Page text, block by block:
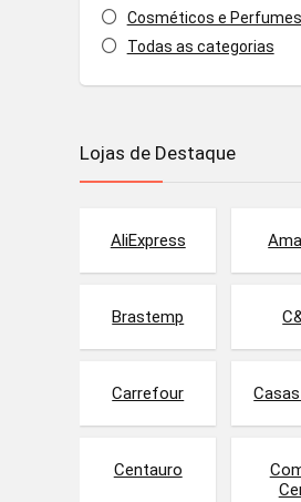
Cosméticos e Perfumes
Todas as categorias
Lojas de Destaque
AliExpress
Brastemp
Carrefour
Centauro